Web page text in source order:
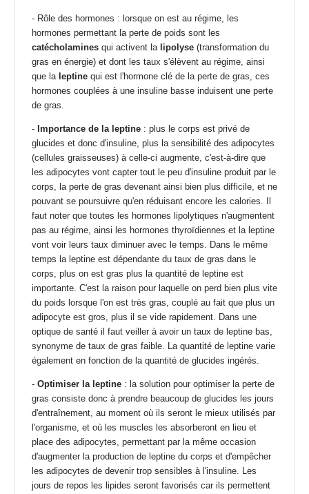
- Rôle des hormones : lorsque on est au régime, les
hormones permettant la perte de poids sont les
catécholamines qui activent la lipolyse (transformation du
gras en énergie) et dont les taux s'élèvent au régime, ainsi
que la leptine qui est l'hormone clé de la perte de gras, ces
hormones couplées à une insuline basse induisent une perte
de gras.
- Importance de la leptine : plus le corps est privé de
glucides et donc d'insuline, plus la sensibilité des adipocytes
(cellules graisseuses) à celle-ci augmente, c'est-à-dire que
les adipocytes vont capter tout le peu d'insuline produit par le
corps, la perte de gras devenant ainsi bien plus difficile, et ne
pouvant se poursuivre qu'en réduisant encore les calories. Il
faut noter que toutes les hormones lipolytiques n'augmentent
pas au régime, ainsi les hormones thyroïdiennes et la leptine
vont voir leurs taux diminuer avec le temps. Dans le même
temps la leptine est dépendante du taux de gras dans le
corps, plus on est gras plus la quantité de leptine est
importante. C'est la raison pour laquelle on perd bien plus vite
du poids lorsque l'on est très gras, couplé au fait que plus un
adipocyte est gros, plus il se vide rapidement. Dans une
optique de santé il faut veiller à avoir un taux de leptine bas,
synonyme de taux de gras faible. La quantité de leptine varie
également en fonction de la quantité de glucides ingérés.
- Optimiser la leptine : la solution pour optimiser la perte de
gras consiste donc à prendre beaucoup de glucides les jours
d'entraînement, au moment où ils seront le mieux utilisés par
l'organisme, et où les muscles les absorberont en lieu et
place des adipocytes, permettant par la même occasion
d'augmenter la production de leptine du corps et d'empêcher
les adipocytes de devenir trop sensibles à l'insuline. Les
jours de repos les lipides seront favorisés car ils permettent